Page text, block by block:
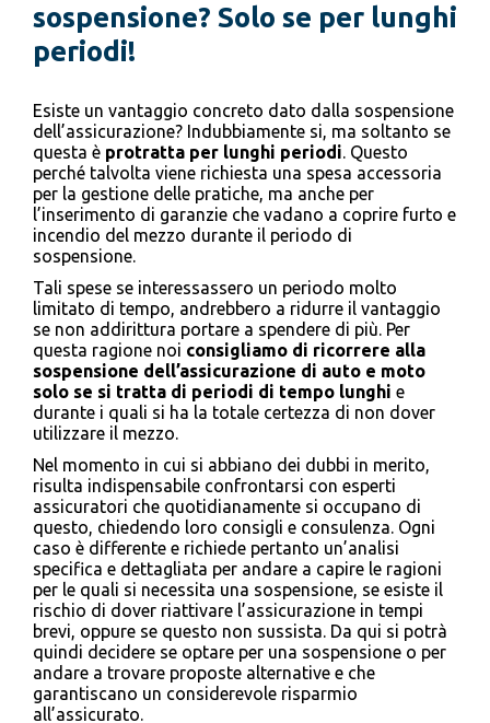
sospensione? Solo se per lunghi
periodi!
Esiste un vantaggio concreto dato dalla sospensione
dell’assicurazione? Indubbiamente si, ma soltanto se
questa è protratta per lunghi periodi. Questo
perché talvolta viene richiesta una spesa accessoria
per la gestione delle pratiche, ma anche per
l’inserimento di garanzie che vadano a coprire furto e
incendio del mezzo durante il periodo di
sospensione.
Tali spese se interessassero un periodo molto
limitato di tempo, andrebbero a ridurre il vantaggio
se non addirittura portare a spendere di più. Per
questa ragione noi consigliamo di ricorrere alla
sospensione dell’assicurazione di auto e moto
solo se si tratta di periodi di tempo lunghi e
durante i quali si ha la totale certezza di non dover
utilizzare il mezzo.
Nel momento in cui si abbiano dei dubbi in merito,
risulta indispensabile confrontarsi con esperti
assicuratori che quotidianamente si occupano di
questo, chiedendo loro consigli e consulenza. Ogni
caso è differente e richiede pertanto un’analisi
specifica e dettagliata per andare a capire le ragioni
per le quali si necessita una sospensione, se esiste il
rischio di dover riattivare l’assicurazione in tempi
brevi, oppure se questo non sussista. Da qui si potrà
quindi decidere se optare per una sospensione o per
andare a trovare proposte alternative e che
garantiscano un considerevole risparmio
all’assicurato.